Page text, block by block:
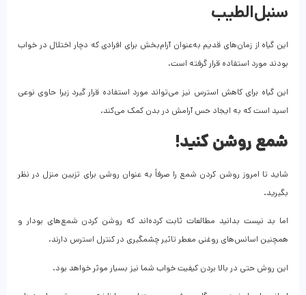
سنبل‌الطیب
این گیاه از زمان‌های قدیم به‌عنوان آرام‌بخش برای افرادی که دچار اختلال در خواب
بودند مورد استفاده قرار گرفته ‌است.
این گیاه برای کاهش استرس نیز می‌تواند مورد استفاده قرار گیرد زیرا حاوی نوعی
اسید است که به ایجاد حس آرامش در بدن کمک می‌کند.
شمع روشن کنید!
شاید تا امروز روشن کردن شمع را صرفاً به عنوان روشی برای تزیین منزل در نظر
بگیرید.
اما بد نیست بدانید مطالعات ثابت کرده‌اند که روشن کردن شمع‌های بودار و
همچنین اسانس‌های روغنی معطر تاثیر چشمگیری در کنترل استرس دارند.
این روش حتی در بالا بردن کیفیت خواب شما نیز بسیار موثر خواهد بود.